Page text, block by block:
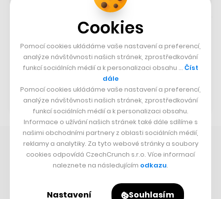
Web a sociální sítě:
Přejít na web
CO SE DĚJE V AI
Průšvih Anthtropicu
Cookies
Pomocí cookies ukládáme vaše nastavení a preferencí,
analýze návštěvnosti našich stránek, zprostředkování
funkcí sociálních médií a k personalizaci obsahu … Číst
dále
Pomocí cookies ukládáme vaše nastavení a preferencí,
analýze návštěvnosti našich stránek, zprostředkování
funkcí sociálních médií a k personalizaci obsahu.
Informace o užívání našich stránek také dále sdílíme s
našimi obchodními partnery z oblasti sociálních médií,
reklamy a analytiky. Za tyto webové stránky a soubory
cookies odpovídá CzechCrunch s.r.o. Více informací
naleznete na následujícím odkazu.
Nastavení Souhlasím